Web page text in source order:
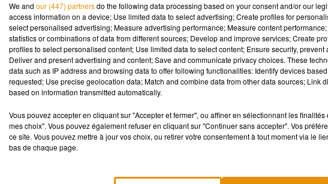
fans de Friends en se cachant derrière le canapé de
Bros. La séquence, diffusée sur le plateau de "The
!
le buzz en apparaissant très proche de son ex-mari Brad Pitt lors de la
qui s'est déroulée ce dimanche 19 janvier à Los Angeles, l'actrice
passagesur le plateau deThe Ellen DeGeneres Show, ce vendredi 24
la star de 50 ans a surpris des fans en visite sur l’ancien plateau de
Bros
canapé orange de la série tandis que des fans s’installent pour se prendre
We and our (447) partnersdo the following data processing based on your consent and/or our
access information on a device; Use limited data to select advertising; Create profiles for
select personalised advertising; Measure advertising performance; Measure content
statistics or combinations of data from different sources; Develop and improve services; Create
profiles to select personalised content; Use limited data to select content; Ensure security, prevent
Deliver and present advertising and content; Save and communicate privacy choices. These
data such as IP address and browsing data to offer following functionalities: Identify devices
requested; Use precise geolocation data; Match and combine data from other data sources; Link
based on information transmitted automatically.
Vous pouvez accepter en cliquant sur "Accepter et fermer", ou affiner en sélectionnant les
mes choix". Vous pouvez également refuser en cliquant sur "Continuer sans accepter". Vos
ce site. Vous pouvez mettre à jour vos choix, ou retirer votre consentement à tout moment via le
bas de chaque page.